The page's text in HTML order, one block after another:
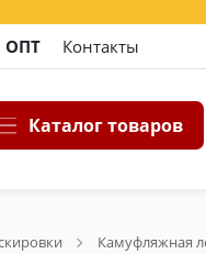
ОПТ Контакты
Каталог товаров
Камуфляжная